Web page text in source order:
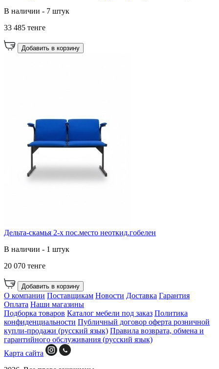
В наличии - 7 штук
33 485 тенге
Добавить в корзину
Дельта-скамья 2-х пос.место неоткид.гобелен
В наличии - 1 штук
20 070 тенге
Добавить в корзину
О компании Поставщикам Новости Доставка Гарантия
Оплата Наши магазины
Подборка товаров Каталог мебели под заказ Политика
конфиденциальности Публичный договор оферта розничной
купли-продажи (русский язык) Правила возврата, обмена и
гарантийного обслуживания (русский язык)
Карта сайта